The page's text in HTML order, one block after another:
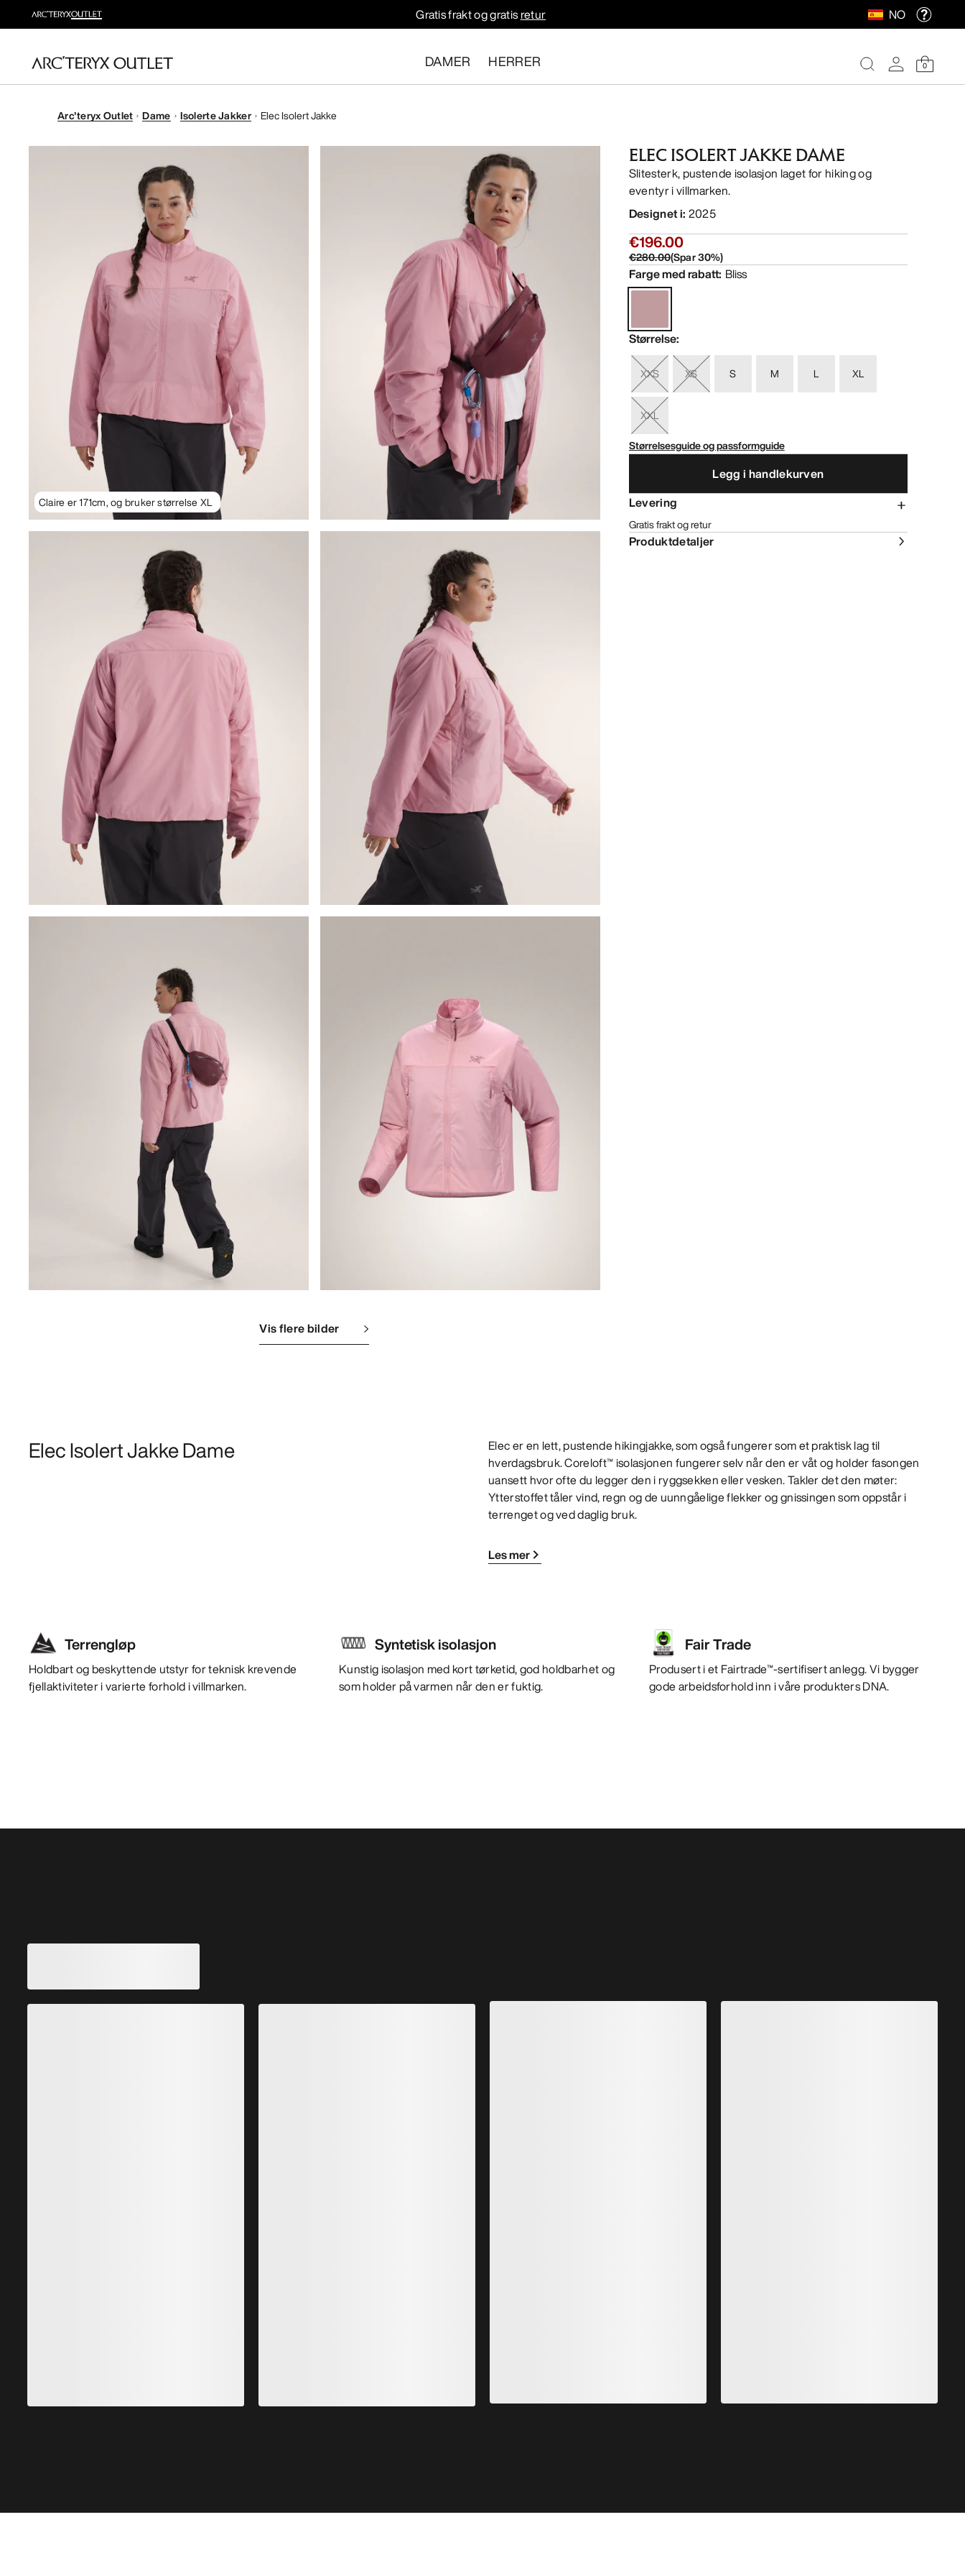
Gratis frakt og gratisretur NO
DAMER HERRER 0
Arc'teryx Outlet Dame Isolerte Jakker Elec Isolert Jakke
Claire er 171cm, og bruker størrelse XL
Vis flere bilder
ELEC ISOLERT JAKKE DAME
Slitesterk, pustende isolasjon laget for hiking og
eventyr i villmarken.
Designet i: 2025
€196.00
€280.00(Spar30%)
Farge med rabatt: Bliss
Størrelse:
XXS XS S M L XL
XXL
Størrelsesguide og passformguide
Legg i handlekurven
Levering
Gratis frakt og retur
Produktdetaljer
Elec Isolert Jakke Dame
Elec er en lett, pustende hikingjakke, som også fungerer som et praktisk lag til
hverdagsbruk. Coreloft™ isolasjonen fungerer selv når den er våt og holder fasongen
uansett hvor ofte du legger den i ryggsekken eller vesken. Takler det den møter:
Ytterstoffet tåler vind, regn og de uunngåelige flekker og gnissingen som oppstår i
terrenget og ved daglig bruk.
Les mer
Terrengløp
Holdbart og beskyttende utstyr for teknisk krevende
fjellaktiviteter i varierte forhold i villmarken.
Syntetisk isolasjon
Kunstig isolasjon med kort tørketid, god holdbarhet og
som holder på varmen når den er fuktig.
Fair Trade
Produsert i et Fairtrade™-sertifisert anlegg. Vi bygger
gode arbeidsforhold inn i våre produkters DNA.